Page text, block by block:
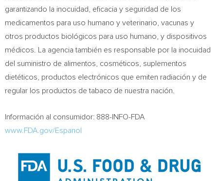
garantizando la inocuidad, eficacia y seguridad de los
medicamentos para uso humano y veterinario, vacunas y
otros productos biológicos para uso humano, y dispositivos
médicos. La agencia también es responsable por la inocuidad
del suministro de alimentos, cosméticos, suplementos
dietéticos, productos electrónicos que emiten radiación y de
regular los productos de tabaco de nuestra nación.
Información al consumidor: 888-INFO-FDA
www.FDA.gov/Espanol